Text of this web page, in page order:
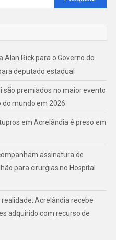
por:
Rick para o Governo do
deputado estadual
são premiados no maior evento
mundo em 2026
em Acrelândia é preso em
assinatura de
para cirurgias no Hospital
Acrelândia recebe
adquirido com recurso de